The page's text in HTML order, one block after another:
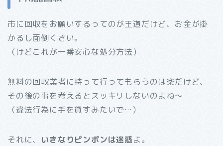
市に回収をお願いするってのが王道だけど、お金が掛
かるし面倒くさい。
（けどこれが一番安心な処分方法）
無料の回収業者に持って行ってもらうのは楽だけど、
その後の事を考えるとスッキリしないのよね～
（違法行為に手を貸すみたいで…）
それに、 いきなりピンポンは迷惑よ。